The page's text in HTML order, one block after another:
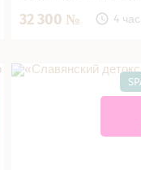
сушки
32 300 4 часа
«Славянский детокс»
СПА салоне